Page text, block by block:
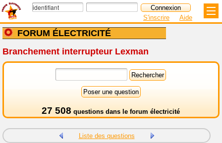
FORUM ÉLECTRICITÉ
S'inscrire Aide
Branchement interrupteur Lexman
27 508 questions dans le forum électricité
Liste des questions